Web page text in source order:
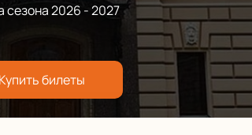
2026 - 2027
Купить билеты